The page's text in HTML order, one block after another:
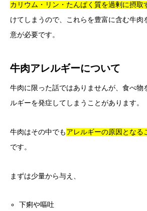
カリウム・リン・たんぱく質を過剰に摂取
けてしまうので、これらを豊富に含む牛肉
意が必要です。
牛肉アレルギーについて
牛肉に限った話ではありませんが、食べ物
ルギーを発症してしまうことがあります。
牛肉はその中でもアレルギーの原因となる
です。
まずは少量から与え、
下痢や嘔吐